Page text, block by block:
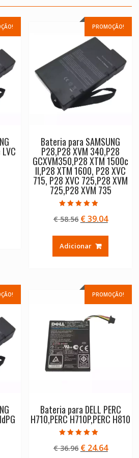
PROMOÇÃO!
Bateria para SAMSUNG
P28,P28 XVM 340,P28
GCXVM350,P28 XTM 1500c
II,P28 XTM 1600, P28 XVC
715, P28 XVC 725,P28 XVM
725,P28 XVM 735
4.50
de 5
€58.56 O
original
era:
€39.04O
Adicionar
PROMOÇÃO!
Bateria para DELL PERC
H710,PERC H710P,PERC H810
5.00
de 5
€36.96 O
€24.64O